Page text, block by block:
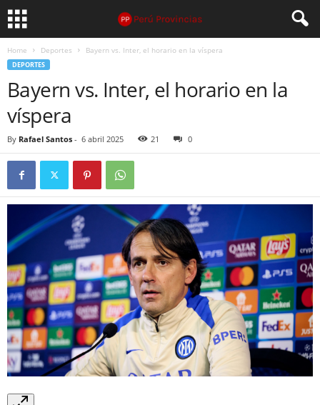
Home Deportes Bayern vs. Inter, el horario en la víspera
DEPORTES
Bayern vs. Inter, el horario en la
víspera
By Rafael Santos - 6 abril 2025 21 0